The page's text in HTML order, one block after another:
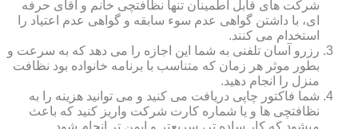
شرکت های قابل اطمینان تنها نظافتچی خانم و آقای حرفه
ای، با داشتن گواهی عدم سوء سابقه و گواهی عدم اعتیاد را
استخدام می کنند.
رزرو آسان تلفنی به شما این اجازه را می دهد که به سرعت و
بطور موثر هر زمان که متناسب با برنامه خانواده بود نظافت
منزل را انجام دهید.
شما فاکتور چاپی دریافت می کنید و می توانید هزینه را به
نظافتچی ها و یا شماره کارت شرکت واریز کنید که باعث
میشود که کار ساده تر، سریعتر و ایمن تر انجام شود.